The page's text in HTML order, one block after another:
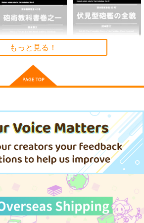
国本戦車塾
2,200円（税込）
サンプル
作品詳細
国本戦車塾
1,870円（税込）
サンプル
作品詳細
もっと見る！